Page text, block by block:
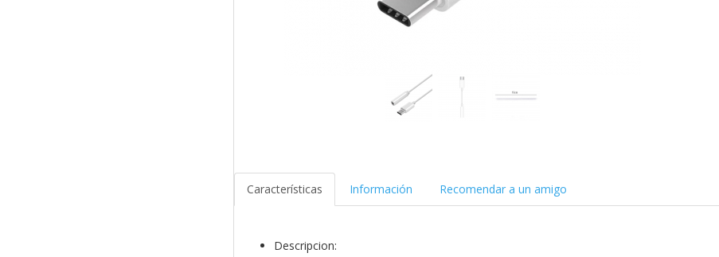
Características Información Recomendar a un amigo
Descripcion: